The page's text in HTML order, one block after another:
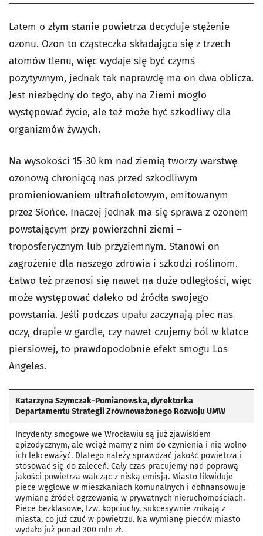
Latem o złym stanie powietrza decyduje stężenie
ozonu. Ozon to cząsteczka składająca się z trzech
atomów tlenu, więc wydaje się być czymś
pozytywnym, jednak tak naprawdę ma on dwa oblicza.
Jest niezbędny do tego, aby na Ziemi mogło
występować życie, ale też może być szkodliwy dla
organizmów żywych.
Na wysokości 15-30 km nad ziemią tworzy warstwę
ozonową chroniącą nas przed szkodliwym
promieniowaniem ultrafioletowym, emitowanym
przez Słońce. Inaczej jednak ma się sprawa z ozonem
powstającym przy powierzchni ziemi –
troposferycznym lub przyziemnym. Stanowi on
zagrożenie dla naszego zdrowia i szkodzi roślinom.
Łatwo też przenosi się nawet na duże odległości, więc
może występować daleko od źródła swojego
powstania. Jeśli podczas upału zaczynają piec nas
oczy, drapie w gardle, czy nawet czujemy ból w klatce
piersiowej, to prawdopodobnie efekt smogu Los
Angeles.
Katarzyna Szymczak-Pomianowska, dyrektorka
Departamentu Strategii Zrównoważonego Rozwoju UMW
Incydenty smogowe we Wrocławiu są już zjawiskiem
epizodycznym, ale wciąż mamy z nim do czynienia i nie wolno
ich lekceważyć. Dlatego należy sprawdzać jakość powietrza i
stosować się do zaleceń. Cały czas pracujemy nad poprawą
jakości powietrza walcząc z niską emisją. Miasto likwiduje
piece węglowe w mieszkaniach komunalnych i dofinansowuje
wymianę źródeł ogrzewania w prywatnych nieruchomościach.
Piece bezklasowe, tzw. kopciuchy, sukcesywnie znikają z
miasta, co już czuć w powietrzu. Na wymianę pieców miasto
wydało już ponad 300 mln zł.